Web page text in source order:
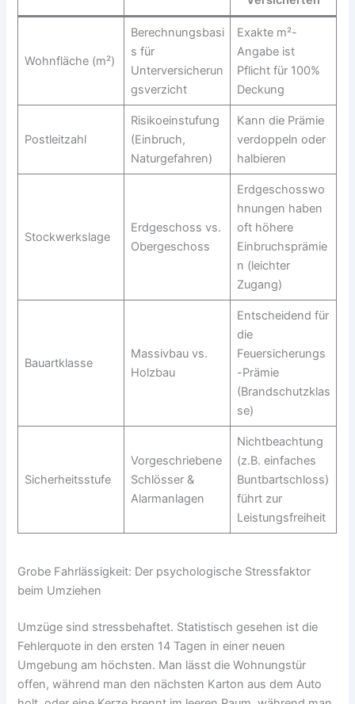
Wohnfläche (m²)
Berechnungsbasi
s für
Unterversicherun
gsverzicht
Exakte m²-
Angabe ist
Pflicht für 100%
Deckung
Postleitzahl
Risikoeinstufung
(Einbruch,
Naturgefahren)
Kann die Prämie
verdoppeln oder
halbieren
Stockwerkslage
Erdgeschoss vs.
Obergeschoss
Erdgeschosswo
hnungen haben
oft höhere
Einbruchsprämie
n (leichter
Zugang)
Bauartklasse
Massivbau vs.
Holzbau
Entscheidend für
die
Feuersicherungs
-Prämie
(Brandschutzklas
se)
Sicherheitsstufe
Vorgeschriebene
Schlösser &
Alarmanlagen
Nichtbeachtung
(z.B. einfaches
Buntbartschloss)
führt zur
Leistungsfreiheit
Grobe Fahrlässigkeit: Der psychologische Stressfaktor
beim Umziehen
Umzüge sind stressbehaftet. Statistisch gesehen ist die
Fehlerquote in den ersten 14 Tagen in einer neuen
Umgebung am höchsten. Man lässt die Wohnungstür
offen, während man den nächsten Karton aus dem Auto